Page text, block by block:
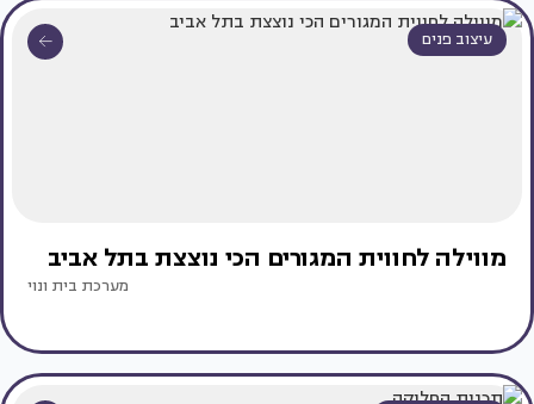
עיצוב פנים
מווילה לחווית המגורים הכי נוצצת בתל אביב
מערכת בית ונוי